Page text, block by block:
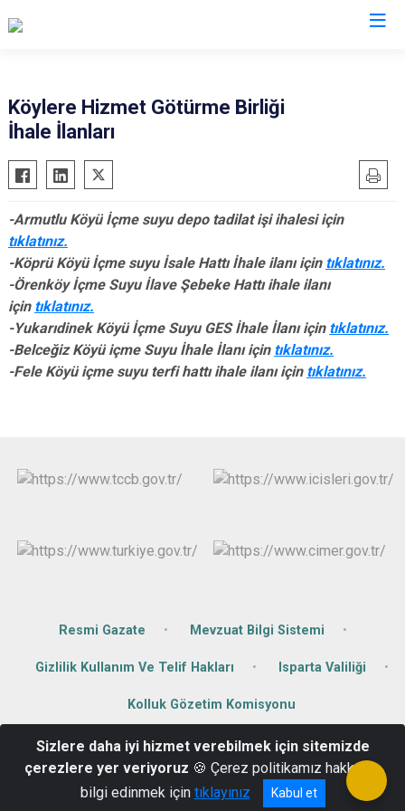
Atabey
Eğirdir
Gönen
Keçiborlu
Şarkikaraağaç
Yalvaç
Yenişarbademli
Aksu
Köylere Hizmet Götürme Birliği
İhale İlanları
-Armutlu Köyü İçme suyu depo tadilat işi ihalesi için
tıklatınız.
-Köprü Köyü İçme suyu İsale Hattı İhale ilanı için tıklatınız.
-Örenköy İçme Suyu İlave Şebeke Hattı ihale ilanı
için tıklatınız.
-Yukarıdinek Köyü İçme Suyu GES İhale İlanı için tıklatınız.
-Belceğiz Köyü içme Suyu İhale İlanı için tıklatınız.
-Fele Köyü içme suyu terfi hattı ihale ilanı için tıklatınız.
Resmi Gazate Mevzuat Bilgi Sistemi
Gizlilik Kullanım Ve Telif Hakları Isparta Valiliği
Kolluk Gözetim Komisyonu
Orta Mahalle Çınar Sk. 144 Cumhuriyet Cad. No:28 Şarkikaraağaç
0 246 411 40 11
Sizlere daha iyi hizmet verebilmek için sitemizde
çerezlere yer veriyoruz 🍪 Çerez politikamız hakkında
bilgi edinmek için tıklayınız Kabul et